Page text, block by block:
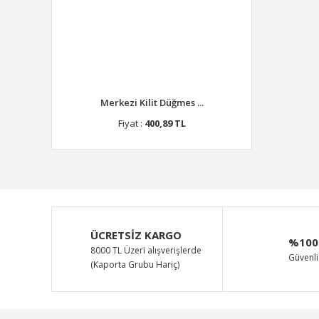
Merkezi Kilit Düğmes ...
Fiyat : 400,89 TL
ÜCRETSİZ KARGO
8000 TL Üzeri alışverişlerde
(Kaporta Grubu Hariç)